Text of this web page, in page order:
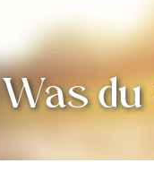
Was du